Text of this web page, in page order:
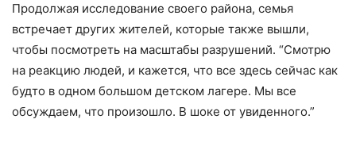
Продолжая исследование своего района, семья
встречает других жителей, которые также вышли,
чтобы посмотреть на масштабы разрушений. “Смотрю
на реакцию людей, и кажется, что все здесь сейчас как
будто в одном большом детском лагере. Мы все
обсуждаем, что произошло. В шоке от увиденного.”